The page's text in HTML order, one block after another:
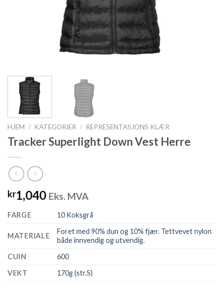
HJEM / KATEGORIER / REPRESENTASJONS KLÆR
Tracker Superlight Down Vest Herre
kr1,040 Eks. MVA
FARGE 10 Koksgrå
MATERIALE
Foret med 90% dun og 10% fjær. Tettvevet nylon
både innvendig og utvendig.
CUIN
600
VEKT
170g (str.S)